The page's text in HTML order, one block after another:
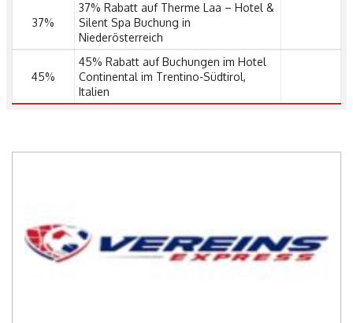
37%
37% Rabatt auf Therme Laa – Hotel &
Silent Spa Buchung in
Niederösterreich
45%
45% Rabatt auf Buchungen im Hotel
Continental im Trentino-Südtirol,
Italien